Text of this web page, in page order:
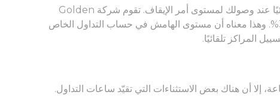
تم تصميم سياسة أوامر الإيقاف لإغلاق المراكز المفتوحة تلقائيًا عند وصولك لمستوى أمر الإيقاف. تقوم شركة Golden
Brokers المحدودة بتعيين مستوى أمر الإيقاف عند نسبة 30%. وهذا معناه أن مستوى الهامش في حساب التداول الخاص